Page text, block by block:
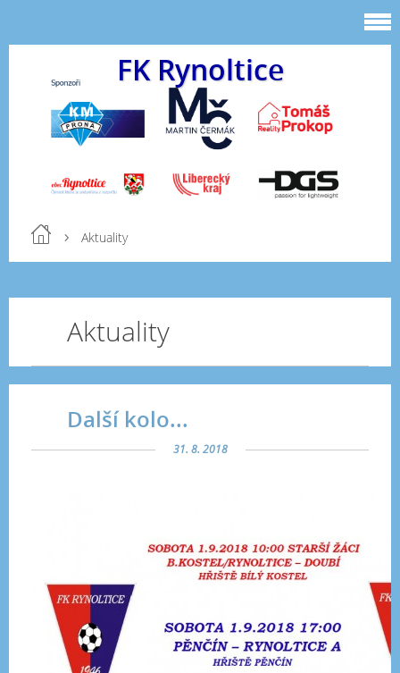
FK Rynoltice
Aktuality
Aktuality
Další kolo...
31. 8. 2018